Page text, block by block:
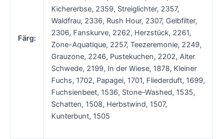
Färg:
Kichererbse, 2359, Streiglichter, 2357,
Waldfrau, 2336, Rush Hour, 2307, Gelbfilter,
2306, Fanskurve, 2262, Herzstück, 2261,
Zone-Aquatique, 2257, Teezeremonie, 2249,
Grauzone, 2246, Pustekuchen, 2202, Alter
Schwede, 2199, In der Wiese, 1878, Kleiner
Fuchs, 1702, Papagei, 1701, Fliederduft, 1699,
Fuchsienbeet, 1536, Stone-Washed, 1535,
Schatten, 1508, Herbstwind, 1507,
Kunterbunt, 1505